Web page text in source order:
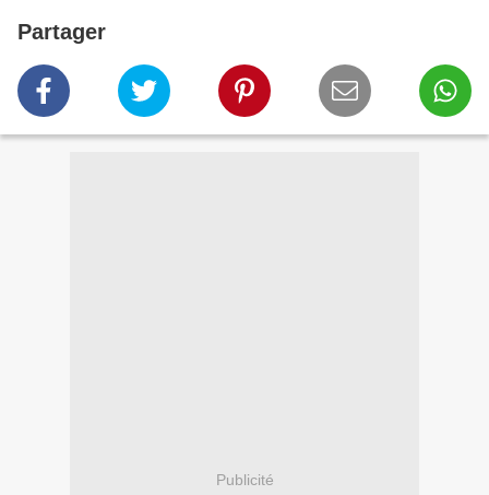
Partager
Publicité